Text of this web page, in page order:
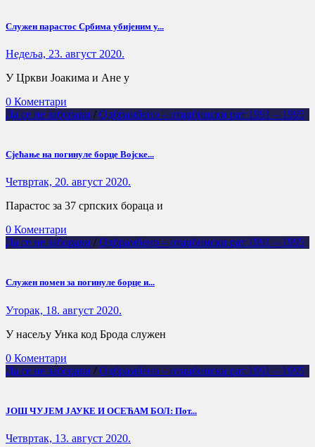
Служен парастос Србима убијеним у...
Недеља, 23. август 2020.
У Цркви Јоакима и Ане у
0 Коментари
Да се не заборави / Одбрамбено – отаџбински рат 1991 – 1995
Сјећање на погинуле борце Војске...
Четвртак, 20. август 2020.
Парастос за 37 српских бораца и
0 Коментари
Да се не заборави / Одбрамбено – отаџбински рат 1991 – 1995
Служен помен за погинуле борце и...
Уторак, 18. август 2020.
У насељу Унка код Брода служен
0 Коментари
Да се не заборави / Одбрамбено – отаџбински рат 1991 – 1995
ЈОШ ЧУЈЕМ ЈАУКЕ И ОСЕЋАМ БОЛ: Пот...
Четвртак, 13. август 2020.